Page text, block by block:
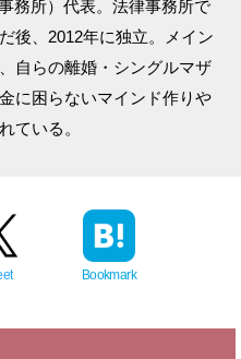
務所）代表。法律事務所で
後、2012年に独立。メイン
自らの離婚・シングルマザ
に困らないマインド作りや
ている。
Bookmark